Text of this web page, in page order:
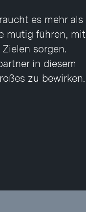
es mehr als
mutig führen, mit
sorgen.
in diesem
zu bewirken.